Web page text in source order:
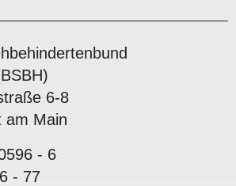
6-8
am Main
- 6
- 77